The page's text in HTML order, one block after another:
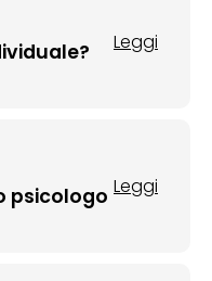
Leggi
psicologo Leggi